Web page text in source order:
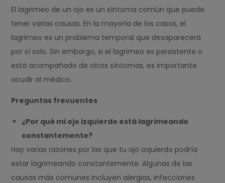
El lagrimeo de un ojo es un síntoma común que puede
tener varias causas. En la mayoría de los casos, el
lagrimeo es un problema temporal que desaparecerá
por sí solo. Sin embargo, si el lagrimeo es persistente o
está acompañado de otros síntomas, es importante
acudir al médico.
Preguntas frecuentes
¿Por qué mi ojo izquierdo está lagrimeando
constantemente?
Hay varias razones por las que tu ojo izquierdo podría
estar lagrimeando constantemente. Algunas de las
causas más comunes incluyen alergias, infecciones